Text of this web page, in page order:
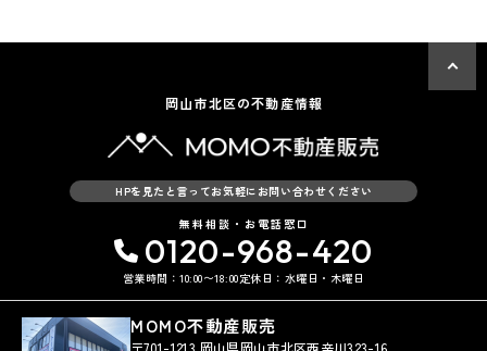
岡山市北区の不動産情報
HPを見たと言ってお気軽にお問い合わせください
無料相談・お電話窓口
0120-968-420
営業時間：10:00〜18:00定休日：水曜日・木曜日
MOMO不動産販売
〒701-1213 岡山県岡山市北区西辛川323-16